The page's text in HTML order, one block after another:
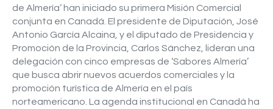
de Almería’ han iniciado su primera Misión Comercial
conjunta en Canadá. El presidente de Diputación, José
Antonio García Alcaina, y el diputado de Presidencia y
Promoción de la Provincia, Carlos Sánchez, lideran una
delegación con cinco empresas de ‘Sabores Almería’
que busca abrir nuevos acuerdos comerciales y la
promoción turística de Almería en el país
norteamericano. La agenda institucional en Canadá ha